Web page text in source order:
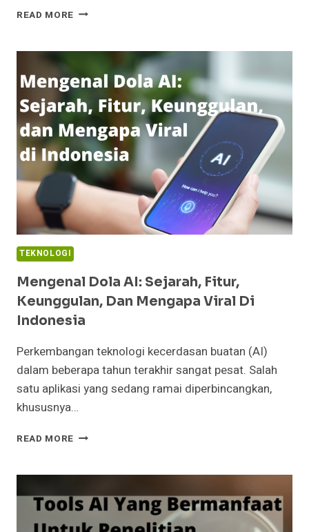
READ MORE PANDUAN
APLIKASI
SENDIRI
UNTUK
PEMULA
TEKNOLOGI
Mengenal Dola AI: Sejarah, Fitur,
Keunggulan, Dan Mengapa Viral Di
Indonesia
Perkembangan teknologi kecerdasan buatan (AI)
dalam beberapa tahun terakhir sangat pesat. Salah
satu aplikasi yang sedang ramai diperbincangkan,
khususnya…
READ MORE MENGENAL
SEJARAH,
FITUR,
KEUNGGULAN,
DAN